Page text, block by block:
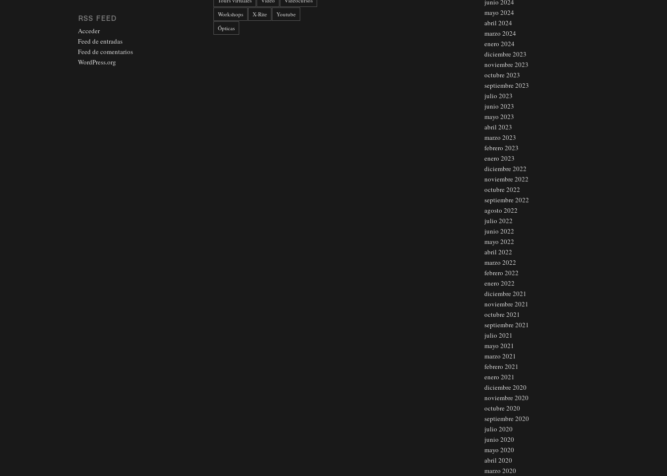
RSS FEED
Acceder
Feed de entradas
Feed de comentarios
WordPress.org
Workshops
X-Rite
Youtube
Ópticas
junio 2024
mayo 2024
abril 2024
marzo 2024
enero 2024
diciembre 2023
noviembre 2023
octubre 2023
septiembre 2023
julio 2023
junio 2023
mayo 2023
abril 2023
marzo 2023
febrero 2023
enero 2023
diciembre 2022
noviembre 2022
octubre 2022
septiembre 2022
agosto 2022
julio 2022
junio 2022
mayo 2022
abril 2022
marzo 2022
febrero 2022
enero 2022
diciembre 2021
noviembre 2021
octubre 2021
septiembre 2021
julio 2021
mayo 2021
marzo 2021
febrero 2021
enero 2021
diciembre 2020
noviembre 2020
octubre 2020
septiembre 2020
julio 2020
junio 2020
mayo 2020
abril 2020
marzo 2020